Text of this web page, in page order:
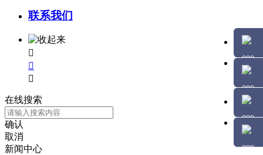
联系我们



在线搜索
确认
取消
新闻中心